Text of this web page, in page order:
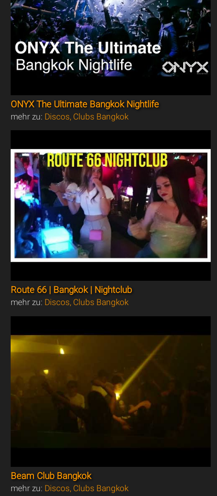
ONYX The Ultimate Bangkok Nightlife
mehr zu: Discos, Clubs Bangkok
Route 66 | Bangkok | Nightclub
mehr zu: Discos, Clubs Bangkok
Beam Club Bangkok
mehr zu: Discos, Clubs Bangkok